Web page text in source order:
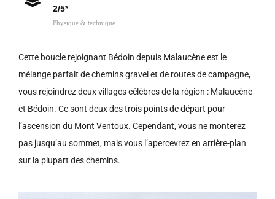
2/5*
Physique & technique
Cette boucle rejoignant Bédoin depuis Malaucène est le
mélange parfait de chemins gravel et de routes de campagne,
vous rejoindrez deux villages célèbres de la région : Malaucène
et Bédoin. Ce sont deux des trois points de départ pour
l’ascension du Mont Ventoux. Cependant, vous ne monterez
pas jusqu’au sommet, mais vous l’apercevrez en arrière-plan
sur la plupart des chemins.